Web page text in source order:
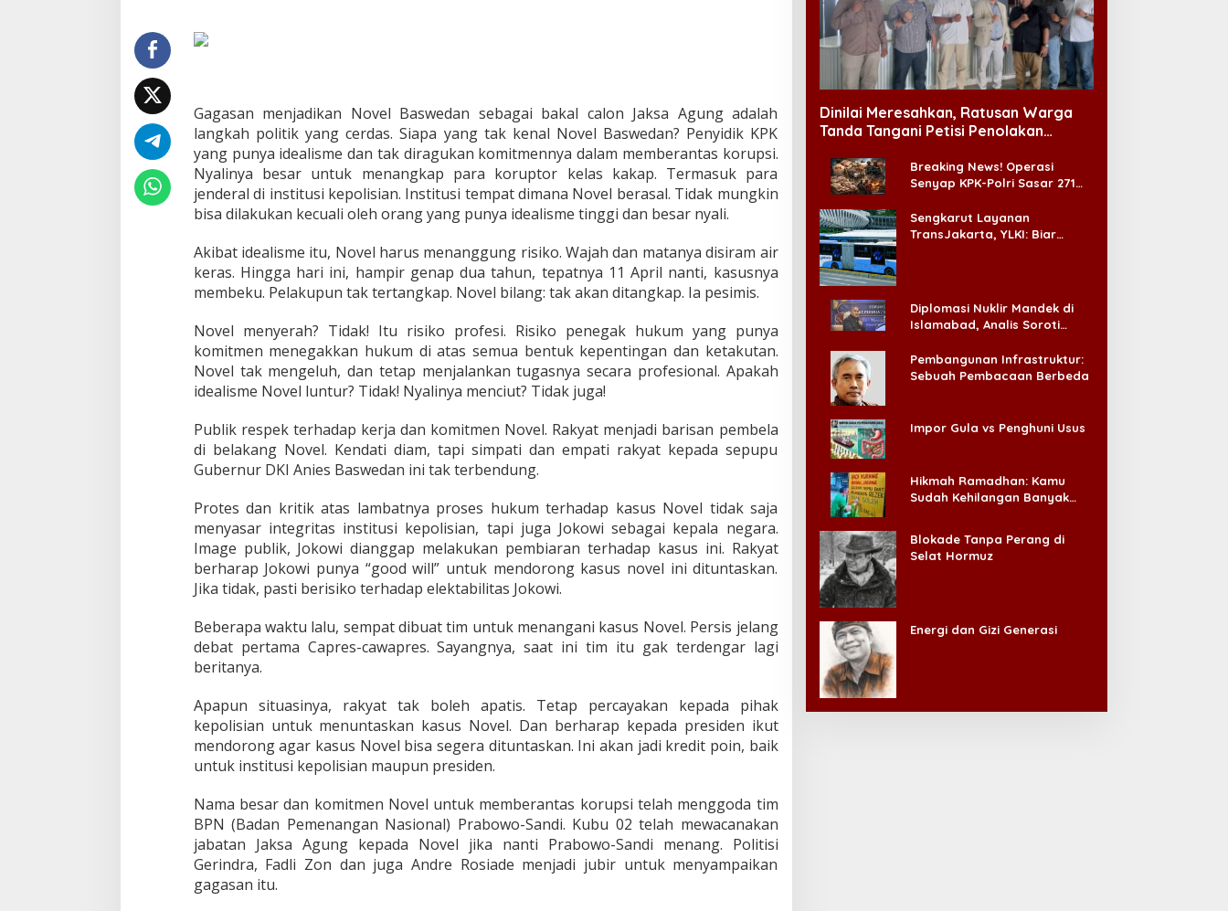
a
k
s
a
A
g
u
g
?
Gagasan menjadikan Novel Baswedan sebagai bakal calon Jaksa Agung adalah
langkah politik yang cerdas. Siapa yang tak kenal Novel Baswedan? Penyidik KPK
yang punya idealisme dan tak diragukan komitmennya dalam memberantas korupsi.
Nyalinya besar untuk menangkap para koruptor kelas kakap. Termasuk para
jenderal di institusi kepolisian. Institusi tempat dimana Novel berasal. Tidak mungkin
bisa dilakukan kecuali oleh orang yang punya idealisme tinggi dan besar nyali.
Akibat idealisme itu, Novel harus menanggung risiko. Wajah dan matanya disiram air
keras. Hingga hari ini, hampir genap dua tahun, tepatnya 11 April nanti, kasusnya
membeku. Pelakupun tak tertangkap. Novel bilang: tak akan ditangkap. Ia pesimis.
Novel menyerah? Tidak! Itu risiko profesi. Risiko penegak hukum yang punya
komitmen menegakkan hukum di atas semua bentuk kepentingan dan ketakutan.
Novel tak mengeluh, dan tetap menjalankan tugasnya secara profesional. Apakah
idealisme Novel luntur? Tidak! Nyalinya menciut? Tidak juga!
Publik respek terhadap kerja dan komitmen Novel. Rakyat menjadi barisan pembela
di belakang Novel. Kendati diam, tapi simpati dan empati rakyat kepada sepupu
Gubernur DKI Anies Baswedan ini tak terbendung.
Protes dan kritik atas lambatnya proses hukum terhadap kasus Novel tidak saja
menyasar integritas institusi kepolisian, tapi juga Jokowi sebagai kepala negara.
Image publik, Jokowi dianggap melakukan pembiaran terhadap kasus ini. Rakyat
berharap Jokowi punya “good will” untuk mendorong kasus novel ini dituntaskan.
Jika tidak, pasti berisiko terhadap elektabilitas Jokowi.
Beberapa waktu lalu, sempat dibuat tim untuk menangani kasus Novel. Persis jelang
debat pertama Capres-cawapres. Sayangnya, saat ini tim itu gak terdengar lagi
beritanya.
Apapun situasinya, rakyat tak boleh apatis. Tetap percayakan kepada pihak
kepolisian untuk menuntaskan kasus Novel. Dan berharap kepada presiden ikut
mendorong agar kasus Novel bisa segera dituntaskan. Ini akan jadi kredit poin, baik
untuk institusi kepolisian maupun presiden.
Nama besar dan komitmen Novel untuk memberantas korupsi telah menggoda tim
BPN (Badan Pemenangan Nasional) Prabowo-Sandi. Kubu 02 telah mewacanakan
jabatan Jaksa Agung kepada Novel jika nanti Prabowo-Sandi menang. Politisi
Gerindra, Fadli Zon dan juga Andre Rosiade menjadi jubir untuk menyampaikan
gagasan itu.
Dinilai Meresahkan, Ratusan Warga
Tanda Tangani Petisi Penolakan
Breaking News! Operasi
Senyap KPK-Polri Sasar 271
Ada ‘Badai Pemeriksaan’
Sengkarut Layanan
TransJakarta, YLKI: Biar
Diplomasi Nuklir Mandek di
Islamabad, Analis Soroti
Pembangunan Infrastruktur:
Sebuah Pembacaan Berbeda
Impor Gula vs Penghuni Usus
Hikmah Ramadhan: Kamu
Sudah Kehilangan Banyak
Blokade Tanpa Perang di
Selat Hormuz
Energi dan Gizi Generasi